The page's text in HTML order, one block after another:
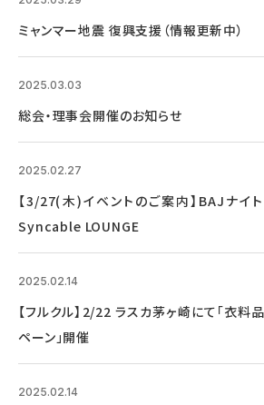
ミャンマー地震 復興支援（情報更新中）
2025.03.03
総会・理事会開催のお知らせ
2025.02.27
【3/27(木)イベントのご案内】BAJナイ
Syncable LOUNGE
2025.02.14
【フルクル】2/22 ラスカ茅ヶ崎にて「衣料
ペーン」開催
2025.02.14